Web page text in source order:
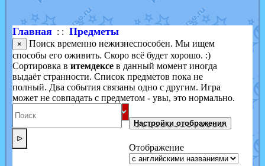
Главная: : Предметы
×
Поиск временно нежизнеспособен. Мы ищем
способы его оживить. Скоро всё будет хорошо. :)
Сортировка в итемдексев данный момент иногда
выдаёт странности. Список предметов пока не
полный. Два события связаны одно с другим. Игра
может не совпадать с предметом - увы, это нормально.
ᐅ
Настройки отображения
Отображение